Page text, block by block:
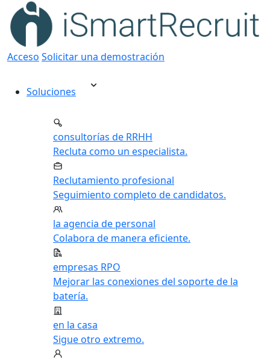
Acceso Solicitar una demostración
Soluciones
consultorías de RRHH
Recluta como un especialista.
Reclutamiento profesional
Seguimiento completo de candidatos.
la agencia de personal
Colabora de manera eficiente.
empresas RPO
Mejorar las conexiones del soporte de la
batería.
en la casa
Sigue otro extremo.